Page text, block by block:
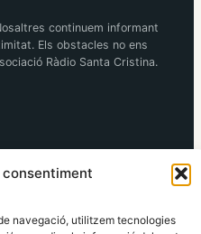
navegació, utilitzem tecnologies
continuem informant
Els obstacles no ens
Ràdio Santa Cristina.